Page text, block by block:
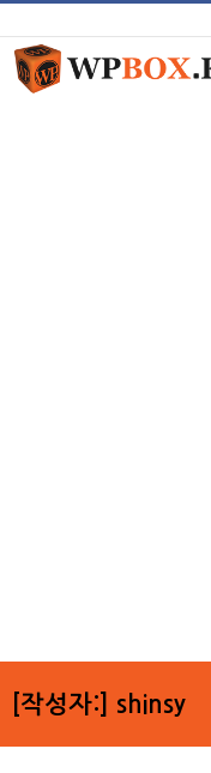
to
content
[작성자:] shinsy